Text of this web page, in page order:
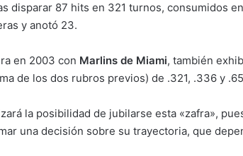
disparar 87 hits en 321 turnos, consumidos
y anotó 23.
en 2003 con Marlins de Miami, también
de los dos rubros previos) de .321, .336 y
la posibilidad de jubilarse esta «zafra»,
una decisión sobre su trayectoria, que